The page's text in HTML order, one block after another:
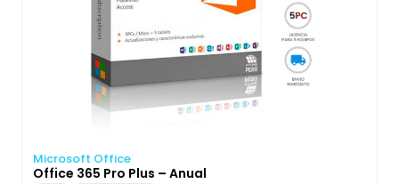
Microsoft Office
Office 365 Pro Plus – Anual